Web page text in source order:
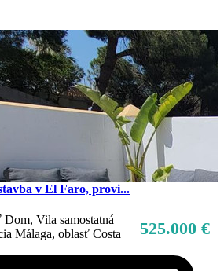
v El Faro, provi...
525.000 €
Vila samostatná
Málaga, oblasť Costa